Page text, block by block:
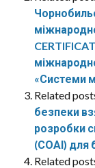
«Системи
Related
безпеки
розробки
(СОАІ) для
Related